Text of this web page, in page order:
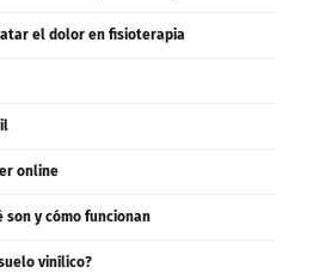
el dolor en fisioterapia
online
son y cómo funcionan
vinílico?